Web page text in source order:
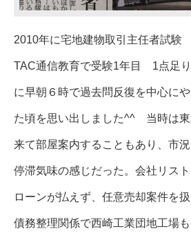
2010年に宅地建物取引主任者試験
TAC通信教育で受験1年目 1点足
に早朝６時で過去問反復を中心に
た頃を思い出しました^^ 当時は東
来て部屋案内することもあり、市
停滞気味の感じだった。会社リス
ローンが払えず、任意売却案件を
債務整理関係で西崎工業団地工場